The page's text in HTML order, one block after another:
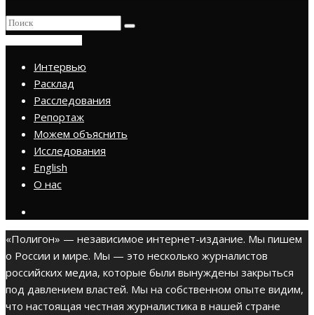
Интервью
Расклад
Расследования
Репортаж
Можем объяснить
Исследования
English
О нас
«Полигон» — независимое интернет-издание. Мы пишем
о России и мире. Мы — это несколько журналистов
российских медиа, которые были вынуждены закрыться
под давлением властей. Мы на собственном опыте видим,
что настоящая честная журналистика в нашей стране